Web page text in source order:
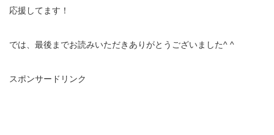
応援してます！
では、最後までお読みいただきありがとうございました^ ^
スポンサードリンク